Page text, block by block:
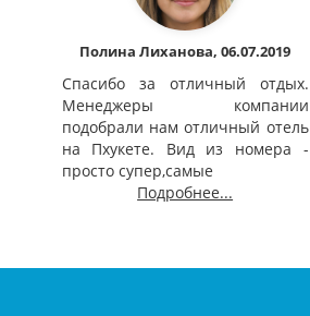
Полина Лиханова, 06.07.2019
Спасибо за отличный отдых.
Менеджеры компании
подобрали нам отличный отель
на Пхукете. Вид из номера -
просто супер,самые
Подробнее...